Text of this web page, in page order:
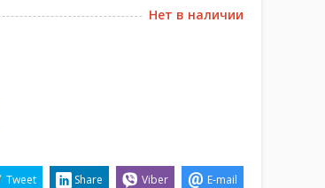
Нет в наличии
Tweet Share Viber E-mail